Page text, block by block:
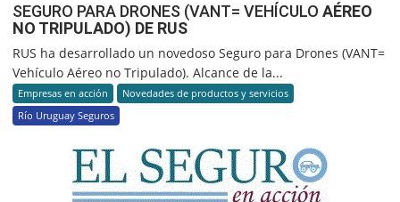
SEGURO PARA DRONES (VANT= VEHÍCULOAÉREO
NO TRIPULADO) DE RUS
RUS ha desarrollado un novedoso Seguro para Drones (VANT=
Vehículo Aéreo no Tripulado). Alcance de la...
Empresas en acción
Novedades de productos y servicios
Río Uruguay Seguros